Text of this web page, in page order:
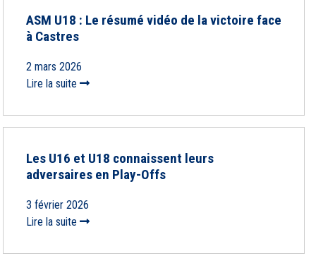
ASM U18 : Le résumé vidéo de la victoire face
à Castres
2 mars 2026
Lire la suite
Les U16 et U18 connaissent leurs
adversaires en Play-Offs
3 février 2026
Lire la suite